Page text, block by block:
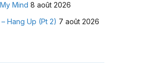
Mind 8 août 2026
Hang Up (Pt 2) 7 août 2026